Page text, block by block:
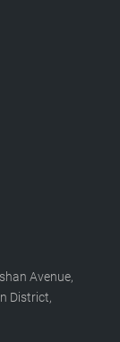
Avenue,
District,